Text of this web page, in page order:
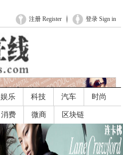
登录 Sign in
注册 Register
娱乐 科技 汽车 时尚
消费 微商 区块链